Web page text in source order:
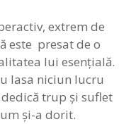
extrem de
este presat de o
lui esenţială.
lasa niciun lucru
trup şi suflet
şi-a dorit.